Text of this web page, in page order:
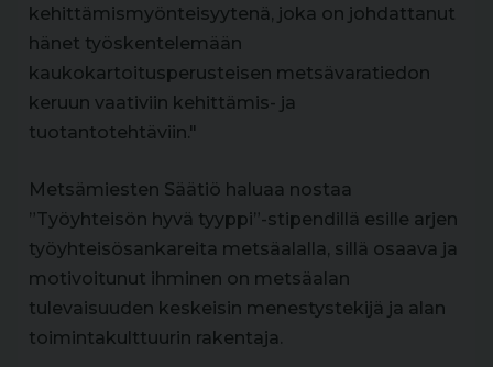
kehittämismyönteisyytenä, joka on johdattanut
hänet työskentelemään
kaukokartoitusperusteisen metsävaratiedon
keruun vaativiin kehittämis- ja
tuotantotehtäviin."
Metsämiesten Säätiö haluaa nostaa
”Työyhteisön hyvä tyyppi”-stipendillä esille arjen
työyhteisösankareita metsäalalla, sillä osaava ja
motivoitunut ihminen on metsäalan
tulevaisuuden keskeisin menestystekijä ja alan
toimintakulttuurin rakentaja.